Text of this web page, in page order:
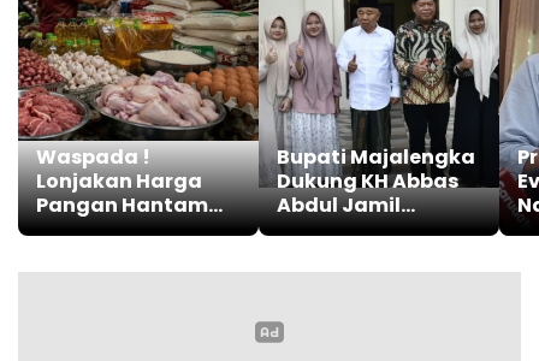
Waspada !
Lonjakan Harga
Pangan Hantam
Pasar Tradisional
Bupati Majalengka
Dukung KH Abbas
Abdul Jamil
sebagai Pahlawan